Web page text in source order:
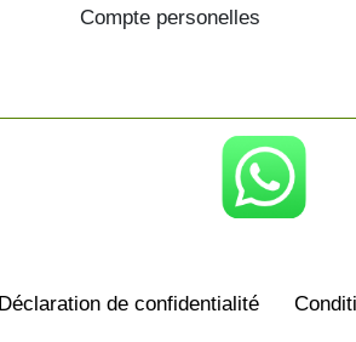
Compte personelles
Déclaration de confidentialité